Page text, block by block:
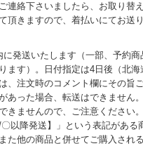
連絡下さいましたら、お取り替
頂きますので、着払いにてお送り
に発送いたします（一部、予約
ます）。日付指定は4日後（北
、注文時のコメント欄にその旨
あった場合、転送はできません
きませんので、ご注意ください。
以降発送】」という表記がある
た他の商品と併せてご購入され